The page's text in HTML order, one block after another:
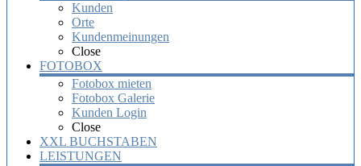
Kunden
Orte
Kundenmeinungen
Close
FOTOBOX
Fotobox mieten
Fotobox Galerie
Kunden Login
Close
XXL BUCHSTABEN
LEISTUNGEN